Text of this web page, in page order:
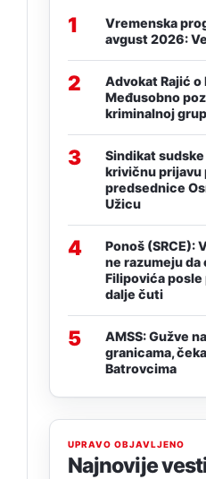
1
Vremenska
avgust 2026:
2
Advokat Rajić
Međusobno
kriminalnoj
3
Sindikat
krivičnu prijavu
predsednice
Užicu
4
Ponoš (SRCE):
ne razumeju da
Filipovića
dalje čuti
5
AMSS: Gužve
granicama,
Batrovcima
UPRAVO OBJAVLJENO
Najnovije